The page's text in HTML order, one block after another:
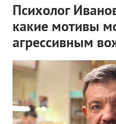
Психолог
какие мотивы
агрессивным